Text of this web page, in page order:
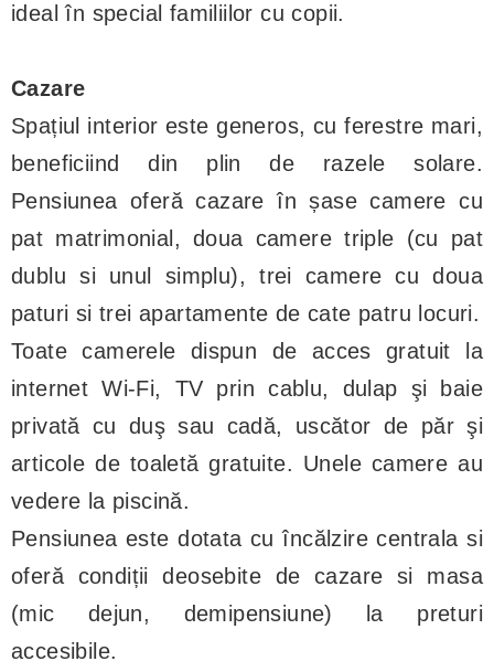
ideal în special familiilor cu copii.
Cazare
Spațiul interior este generos, cu ferestre mari,
beneficiind din plin de razele solare.
Pensiunea oferă cazare în șase camere cu
pat matrimonial, doua camere triple (cu pat
dublu si unul simplu), trei camere cu doua
paturi si trei apartamente de cate patru locuri.
Toate camerele dispun de acces gratuit la
internet Wi-Fi, TV prin cablu, dulap şi baie
privată cu duş sau cadă, uscător de păr şi
articole de toaletă gratuite. Unele camere au
vedere la piscină.
Pensiunea este dotata cu încălzire centrala si
oferă condiții deosebite de cazare si masa
(mic dejun, demipensiune) la preturi
accesibile.